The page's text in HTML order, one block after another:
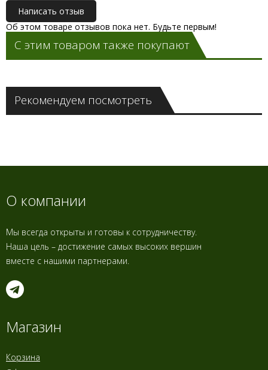
Написать отзыв
Об этом товаре отзывов пока нет. Будьте первым!
С этим товаром также покупают
Рекомендуем посмотреть
О компании
Мы всегда открыты и готовы к сотрудничеству.
Наша цель – достижение самых высоких вершин
вместе с нашими партнерами.
Магазин
Корзина